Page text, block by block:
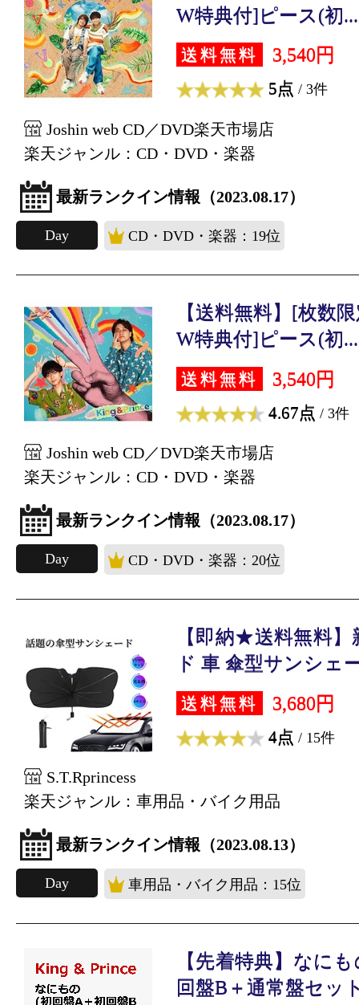
W特典付]ピース(初...
送料無料 3,540円
5点 / 3件
Joshin web CD／DVD楽天市場店
楽天ジャンル：CD・DVD・楽器
最新ランクイン情報（2023.08.17）
Day CD・DVD・楽器：19位
【送料無料】[枚数
W特典付]ピース(初...
送料無料 3,540円
4.67点 / 3件
Joshin web CD／DVD楽天市場店
楽天ジャンル：CD・DVD・楽器
最新ランクイン情報（2023.08.17）
Day CD・DVD・楽器：20位
【即納★送料無料
ド 車 傘型サンシェ
送料無料 3,680円
4点 / 15件
S.T.Rprincess
楽天ジャンル：車用品・バイク用品
最新ランクイン情報（2023.08.13）
Day 車用品・バイク用品：15位
【先着特典】なに
回盤B＋通常盤セッ